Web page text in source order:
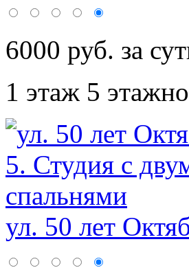
6000 руб. за
1 этаж 5
ул. 50 лет